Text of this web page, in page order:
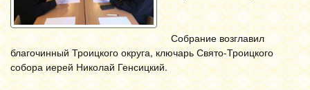
Собрание возглавил
благочинный Троицкого округа, ключарь Свято-Троицкого
собора иерей Николай Генсицкий.